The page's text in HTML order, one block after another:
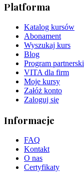
Platforma
Katalog kursów
Abonament
Wyszukaj kurs
Blog
Program partnerski
VITA dla firm
Moje kursy
Załóż konto
Zaloguj się
Informacje
FAQ
Kontakt
O nas
Certyfikaty